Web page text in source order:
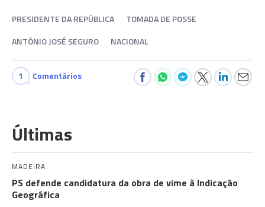
PRESIDENTE DA REPÚBLICA
TOMADA DE POSSE
ANTÓNIO JOSÉ SEGURO
NACIONAL
1 Comentários
Últimas
MADEIRA
PS defende candidatura da obra de vime à Indicação
Geográfica